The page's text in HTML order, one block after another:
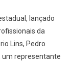
Da
Casa
Própria
lançado
da
Lins, Pedro
um representante